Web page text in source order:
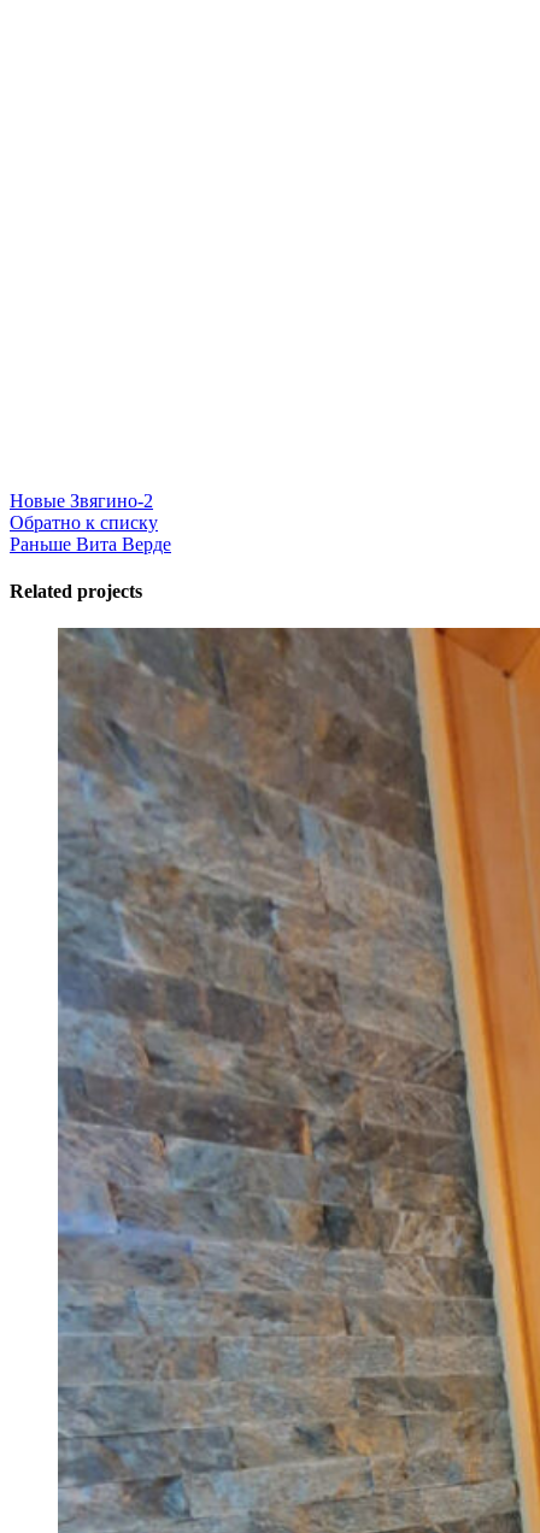
Новые Звягино-2
Обратно к списку
Раньше Вита Верде
Related projects